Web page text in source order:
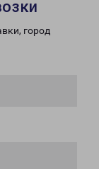
город